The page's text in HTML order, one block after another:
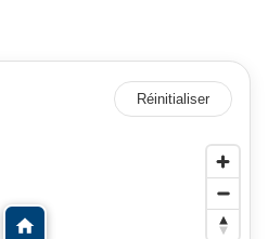
Réinitialiser